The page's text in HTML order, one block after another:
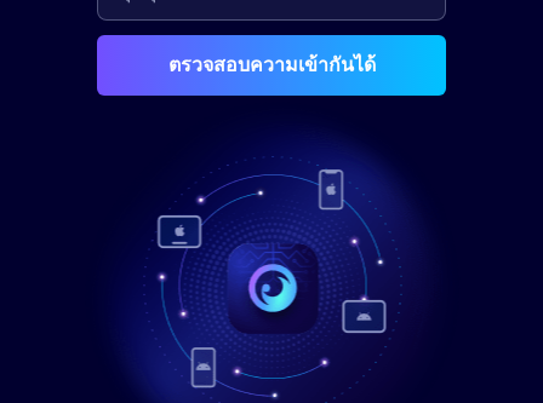
ตรวจสอบความเข้ากันได้